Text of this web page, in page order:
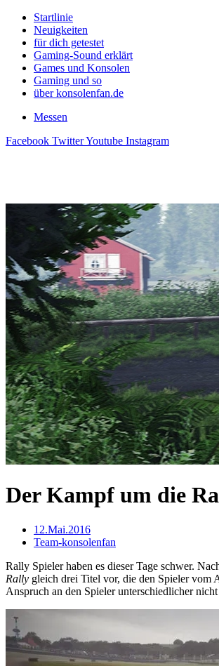
Startlinie
Neuigkeiten
für dich getestet
Gaming-Sound erklärt
Games und Konsolen
Gaming und so
über konsolenfan.de
Messen
Facebook TwitterYoutube Instagram
Der Kampf um die
12.Mai.2016
Team-konsolenfan
Rally Spieler haben es dieser Tage schwer.
Rally gleich drei Titel vor, die den Spieler vom
Anspruch an den Spieler unterschiedlicher nicht